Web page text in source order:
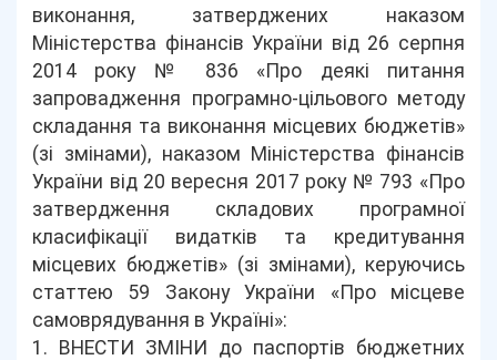
виконання, затверджених наказом
Міністерства фінансів України від 26 серпня
2014 року № 836 «Про деякі питання
запровадження програмно-цільового методу
складання та виконання місцевих бюджетів»
(зі змінами), наказом Міністерства фінансів
України від 20 вересня 2017 року № 793 «Про
затвердження складових програмної
класифікації видатків та кредитування
місцевих бюджетів» (зі змінами), керуючись
статтею 59 Закону України «Про місцеве
самоврядування в Україні»:
1. ВНЕСТИ ЗМІНИ до паспортів бюджетних